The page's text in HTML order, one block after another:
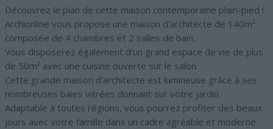
Découvrez le plan de cette maison contemporaine plain-pied !
Archionline vous propose une maison d’architecte de 140m²
composée de 4 chambres et 2 salles de bain.
Vous disposerez également d’un grand espace de vie de plus
de 50m² avec une cuisine ouverte sur le salon.
Cette grande maison d’architecte est lumineuse grâce à ses
nombreuses baies vitrées donnant sur votre jardin.
Adaptable à toutes régions, vous pourrez profiter des beaux
jours avec votre famille dans un cadre agréable et moderne.